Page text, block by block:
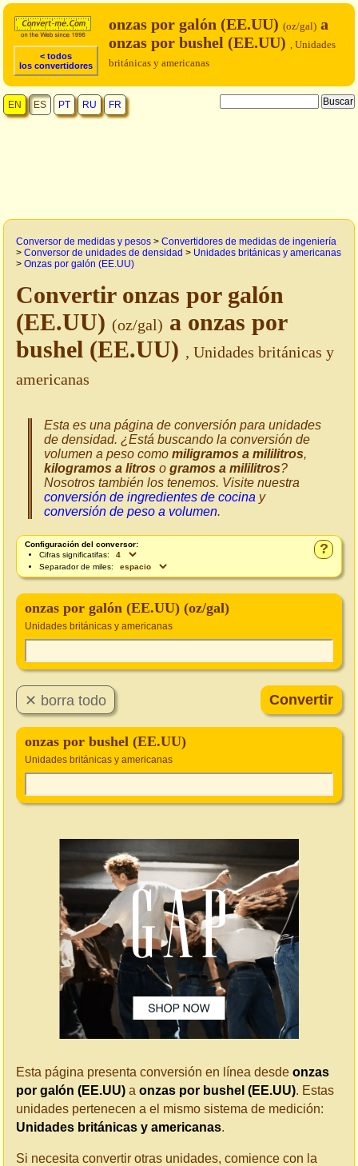
< todos
los convertidores
onzas por galón (EE.UU) (oz/gal) a
onzas por bushel (EE.UU) , Unidades
británicas y americanas
EN ES PT RU FR
Conversor de medidas y pesos > Convertidores de medidas de ingeniería
> Conversor de unidades de densidad > Unidades británicas y americanas
> Onzas por galón (EE.UU)
Convertir onzas por galón
(EE.UU) (oz/gal) a onzas por
bushel (EE.UU) , Unidades británicas y
americanas
Esta es una página de conversión para unidades
de densidad. ¿Está buscando la conversión de
volumen a peso como miligramos a mililitros,
kilogramos a litros o gramos a mililitros?
Nosotros también los tenemos. Visite nuestra
conversión de ingredientes de cocina y
conversión de peso a volumen.
?
Configuración del conversor:
Cifras significatifas:
Separador de miles:
onzas por galón (EE.UU) (oz/gal)
Unidades británicas y americanas
onzas por bushel (EE.UU)
Unidades británicas y americanas
Esta página presenta conversión en línea desde onzas
por galón (EE.UU) a onzas por bushel (EE.UU). Estas
unidades pertenecen a el mismo sistema de medición:
Unidades británicas y americanas.
Si necesita convertir otras unidades, comience con la